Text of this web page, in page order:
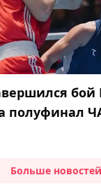
бой
полуфинал
Больше новостей